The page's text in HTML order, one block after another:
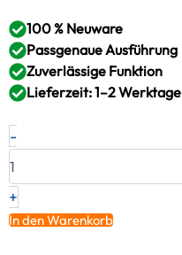
100 % Neuware
Passgenaue Ausführung
Zuverlässige Funktion
Lieferzeit: 1–2 Werktage
-
Neuer
Original
VOLVO
–
3889734
+
In den Warenkorb